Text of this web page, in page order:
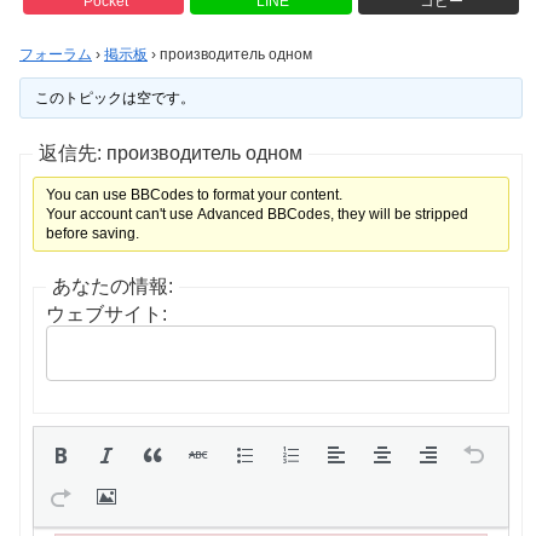
フォーラム › 掲示板 › производитель одном
このトピックは空です。
返信先: производитель одном
You can use BBCodes to format your content.
Your account can't use Advanced BBCodes, they will be stripped
before saving.
あなたの情報:
ウェブサイト: